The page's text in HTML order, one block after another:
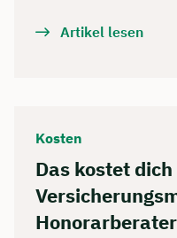
Artikel lesen
Kosten
Das kostet dich
Honorarberater